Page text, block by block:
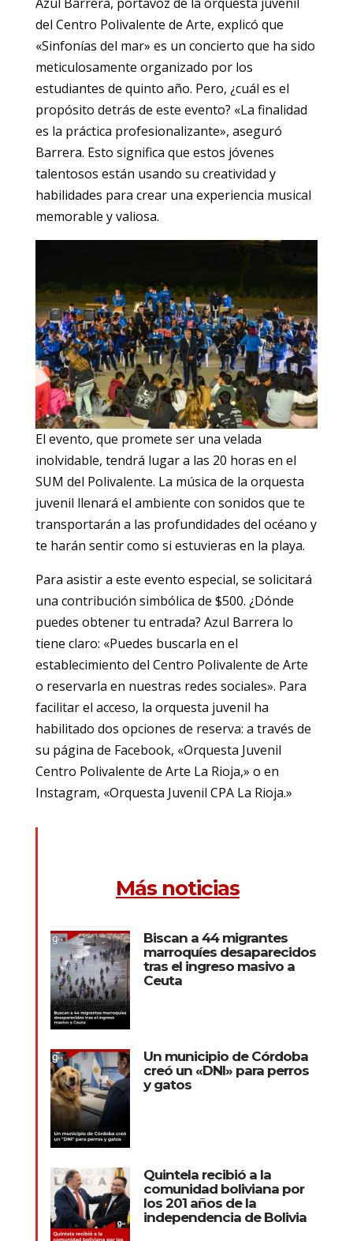
del Centro Polivalente de Arte, explicó que
«Sinfonías del mar» es un concierto que ha sido
meticulosamente organizado por los
estudiantes de quinto año. Pero, ¿cuál es el
propósito detrás de este evento? «La finalidad
es la práctica profesionalizante», aseguró
Barrera. Esto significa que estos jóvenes
talentosos están usando su creatividad y
habilidades para crear una experiencia musical
memorable y valiosa.
El evento, que promete ser una velada
inolvidable, tendrá lugar a las 20 horas en el
SUM del Polivalente. La música de la orquesta
juvenil llenará el ambiente con sonidos que te
transportarán a las profundidades del océano y
te harán sentir como si estuvieras en la playa.
Para asistir a este evento especial, se solicitará
una contribución simbólica de $500. ¿Dónde
puedes obtener tu entrada? Azul Barrera lo
tiene claro: «Puedes buscarla en el
establecimiento del Centro Polivalente de Arte
o reservarla en nuestras redes sociales». Para
facilitar el acceso, la orquesta juvenil ha
habilitado dos opciones de reserva: a través de
su página de Facebook, «Orquesta Juvenil
Centro Polivalente de Arte La Rioja,» o en
Instagram, «Orquesta Juvenil CPA La Rioja.»
Más noticias
Biscan a 44 migrantes
marroquíes desaparecidos
tras el ingreso masivo a
Ceuta
Un municipio de Córdoba
creó un «DNI» para perros
y gatos
Quintela recibió a la
comunidad boliviana por
los 201 años de la
independencia de Bolivia